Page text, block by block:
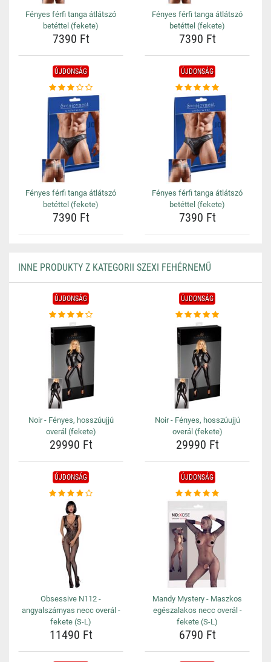
Fényes férfi tanga átlátszó
betéttel (fekete)
7390 Ft
Fényes férfi tanga átlátszó
betéttel (fekete)
7390 Ft
ÚJDONSÁG
Fényes férfi tanga átlátszó
betéttel (fekete)
7390 Ft
ÚJDONSÁG
Fényes férfi tanga átlátszó
betéttel (fekete)
7390 Ft
INNE PRODUKTY Z KATEGORII SZEXI FEHÉRNEMŰ
ÚJDONSÁG
Noir - Fényes, hosszúujjú
overál (fekete)
29990 Ft
ÚJDONSÁG
Noir - Fényes, hosszúujjú
overál (fekete)
29990 Ft
ÚJDONSÁG
Obsessive N112 -
angyalszárnyas necc overál -
fekete (S-L)
11490 Ft
ÚJDONSÁG
Mandy Mystery - Maszkos
egészalakos necc overál -
fekete (S-L)
6790 Ft